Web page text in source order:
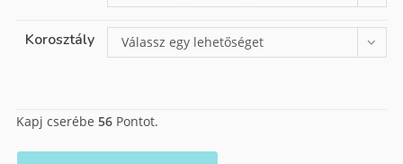
Korosztály Válassz egy lehetőséget
Kapj cserébe 56Pontot.